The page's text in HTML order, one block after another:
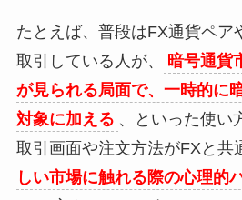
たとえば、普段はFX通貨ペア
取引している人が、
暗号通貨
が見られる局面で、一時的に
対象に加える 、といった使い
取引画面や注文方法がFXと共
しい市場に触れる際の心理的